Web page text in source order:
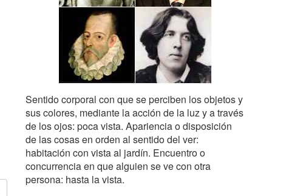
Sentido corporal con que se perciben los objetos y
sus colores, mediante la acción de la luz y a través
de los ojos: poca vista. Apariencia o disposición
de las cosas en orden al sentido del ver:
habitación con vista al jardín. Encuentro o
concurrencia en que alguien se ve con otra
persona: hasta la vista.